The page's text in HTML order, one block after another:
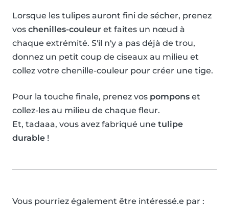
Lorsque les tulipes auront fini de sécher, prenez
vos chenilles-couleur et faites un nœud à
chaque extrémité. S'il n'y a pas déjà de trou,
donnez un petit coup de ciseaux au milieu et
collez votre chenille-couleur pour créer une tige.
Pour la touche finale, prenez vos pompons et
collez-les au milieu de chaque fleur.
Et, tadaaa, vous avez fabriqué une tulipe
durable !
Vous pourriez également être intéressé.e par :